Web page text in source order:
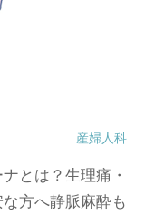
産婦人科
とは？生理痛・
方へ静脈麻酔も